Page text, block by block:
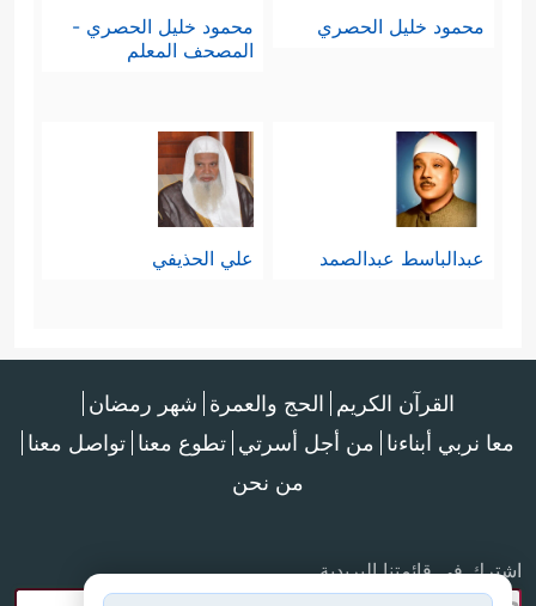
محمود خليل الحصري
محمود خليل الحصري -
المصحف المعلم
عبدالباسط عبدالصمد علي الحذيفي
القرآن الكريم الحج والعمرة شهر رمضان
معا نربي أبناءنا من أجل أسرتي تطوع معنا تواصل معنا
من نحن
اشترك في قائمتنا البريدية